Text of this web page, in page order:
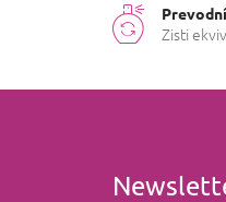
Zisti